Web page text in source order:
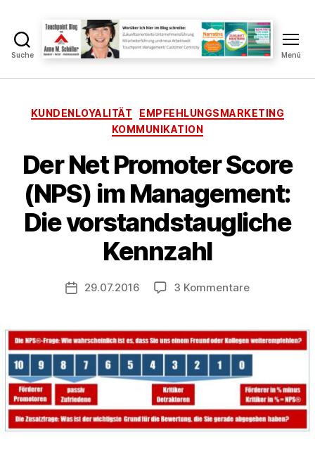
Suche
Touchpoint
Blog
M.
Schüller
Menü
Kategorien
KUNDENLOYALITÄT
EMPFEHLUNGSMARKETING
KOMMUNIKATION
Der Net Promoter Score
(NPS) im Management:
Die vorstandstaugliche
Kennzahl
Beitragsautor
o
A
n
S
ü
ll
r
Veröffentlichungsdatum
29.07.2016 3 Kommentarezu
Promoter
Score
im
Die